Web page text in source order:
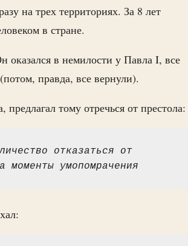
на трех территориях. За 8 лет
в стране.
оказался в немилости у Павла I, все
правда, все вернули).
тому отречься от престола:
отказаться от
умопомрачения